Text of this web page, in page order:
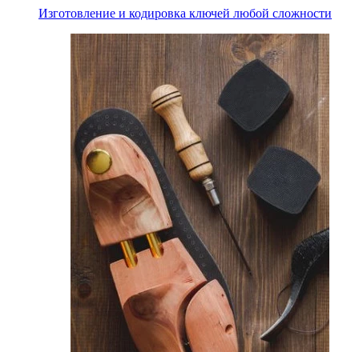
Изготовление и кодировка ключей любой сложности